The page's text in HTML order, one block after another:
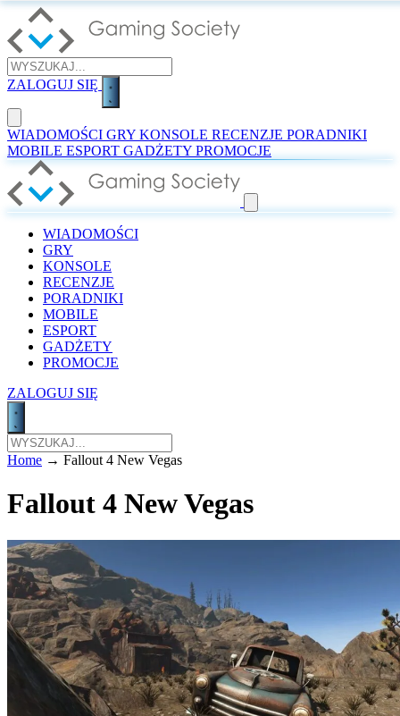
ZALOGUJ SIĘ
WIADOMOŚCI GRY KONSOLE RECENZJE PORADNIKI
MOBILE ESPORT GADŻETY PROMOCJE
WIADOMOŚCI
GRY
KONSOLE
RECENZJE
PORADNIKI
MOBILE
ESPORT
GADŻETY
PROMOCJE
ZALOGUJ SIĘ
Home → Fallout 4 New Vegas
Fallout 4 New Vegas